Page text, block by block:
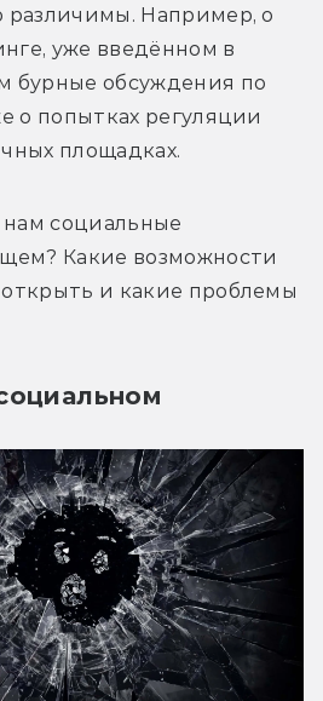
различимы. Например, о
уже введённом в
бурные обсуждения по
о попытках регуляции
площадках.
нам социальные
Какие возможности
и какие проблемы